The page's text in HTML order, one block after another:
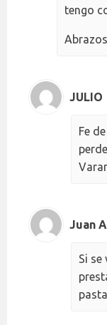
tengo
JULIO
Fe
Juan
Si se